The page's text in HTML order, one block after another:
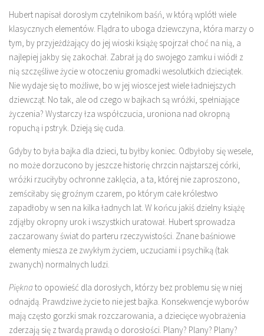
Hubert napisał dorosłym czytelnikom baśń, w którą wplótł wiele
klasycznych elementów. Flądra to uboga dziewczyna, która marzy o
tym, by przyjeżdżający do jej wioski książę spojrzał choć na nią, a
najlepiej jakby się zakochał. Zabrał ją do swojego zamku i wiódł z
nią szczęśliwe życie w otoczeniu gromadki wesolutkich dzieciątek.
Nie wydaje się to możliwe, bo w jej wiosce jest wiele ładniejszych
dziewcząt. No tak, ale od czego w bajkach są wróżki, spełniające
życzenia? Wystarczy łza współczucia, uroniona nad okropną
ropuchą i pstryk. Dzieją się cuda.
Gdyby to była bajka dla dzieci, tu byłby koniec. Odbyłoby się wesele,
no może dorzucono by jeszcze historię chrzcin najstarszej córki,
wróżki rzuciłyby ochronne zaklęcia, a ta, której nie zaproszono,
zemściłaby się groźnym czarem, po którym całe królestwo
zapadłoby w sen na kilka ładnych lat. W końcu jakiś dzielny książę
zdjąłby okropny urok i wszystkich uratował. Hubert sprowadza
zaczarowany świat do parteru rzeczywistości. Znane baśniowe
elementy miesza ze zwykłym życiem, uczuciami i psychiką (tak
zwanych) normalnych ludzi.
Pięknato opowieść dla dorosłych, którzy bez problemu się w niej
odnajdą. Prawdziwe życie to nie jest bajka. Konsekwencje wyborów
mają często gorzki smak rozczarowania, a dziecięce wyobrażenia
zderzają się z twardą prawdą o dorosłości. Plany? Plany? Plany?